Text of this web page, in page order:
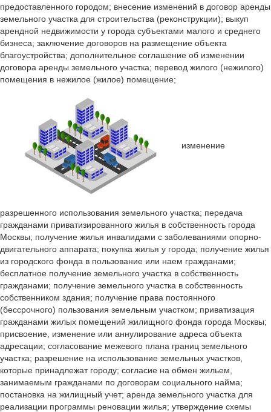
предоставленного городом; внесение изменений в договор аренды
земельного участка для строительства (реконструкции); выкуп
арендной недвижимости у города субъектами малого и среднего
бизнеса; заключение договоров на размещение объекта
благоустройства; дополнительное соглашение об изменении
договора аренды земельного участка; перевод жилого (нежилого)
помещения в нежилое (жилое) помещение;
изменение
разрешенного использования земельного участка; передача
гражданами приватизированного жилья в собственность города
Москвы; получение жилья инвалидами с заболеваниями опорно-
двигательного аппарата; покупка жилья у города; получение жилья
из городского фонда в пользование или наем гражданами;
бесплатное получение земельного участка в собственность
гражданами; получение земельного участка в собственность
собственником здания; получение права постоянного
(бессрочного) пользования земельным участком; приватизация
гражданами жилых помещений жилищного фонда города Москвы;
присвоение, изменение или аннулирование адреса объекта
адресации; согласование межевого плана границ земельного
участка; разрешение на использование земельных участков,
которые принадлежат городу; согласие на обмен жильем,
занимаемым гражданами по договорам социального найма;
постановка на жилищный учет; аренда земельного участка для
реализации программы реновации жилья; утверждение схемы